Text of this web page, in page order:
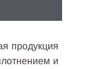
продукция
и